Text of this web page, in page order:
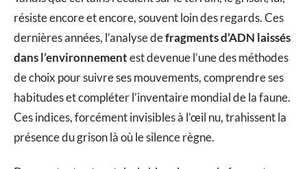
résiste encore et encore, souvent loin des regards. Ces
dernières années, l’analyse defragments d’ADN laissés
dans l’environnementest devenue l’une des méthodes
de choix pour suivre ses mouvements, comprendre ses
habitudes et compléter l’inventaire mondial de la faune.
Ces indices, forcément invisibles à l’œil nu, trahissent la
présence du grison là où le silence règne.